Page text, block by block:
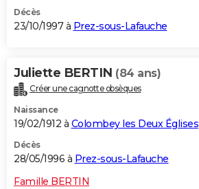
Décès
23/10/1997 à Prez-sous-Lafauche
Juliette BERTIN (84 ans)
Créer une cagnotte obsèques
Naissance
19/02/1912 à Colombey les Deux Églises
Décès
28/05/1996 à Prez-sous-Lafauche
Famille BERTIN